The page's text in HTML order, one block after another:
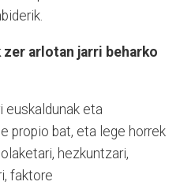
arlotan jarri beharko
euskaldunak eta
propio bat, eta lege horrek
hezkuntzari,
faktore